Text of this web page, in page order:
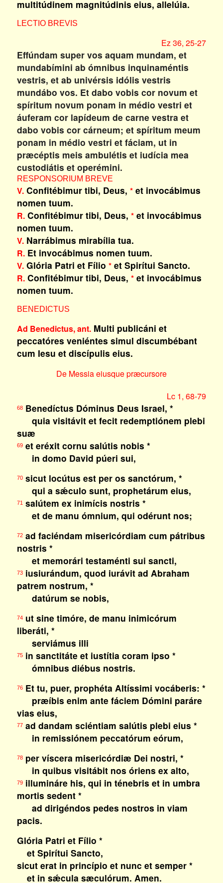
multitúdinem magnitúdinis eius, allelúia.
LECTIO BREVIS
Ez 36, 25-27
Effúndam super vos aquam mundam, et
mundabímini ab ómnibus inquinaméntis
vestris, et ab univérsis idólis vestris
mundábo vos. Et dabo vobis cor novum et
spíritum novum ponam in médio vestri et
áuferam cor lapídeum de carne vestra et
dabo vobis cor cárneum; et spíritum meum
ponam in médio vestri et fáciam, ut in
præcéptis meis ambulétis et iudícia mea
custodiátis et operémini.
RESPONSORIUM BREVE
V.Confitébimur tibi, Deus, *et invocábimus
nomen tuum.
R.Confitébimur tibi, Deus, *et invocábimus
nomen tuum.
V.Narrábimus mirabília tua.
R.Et invocábimus nomen tuum.
V.Glória Patri et Fílio *et Spirítui Sancto.
R.Confitébimur tibi, Deus, *et invocábimus
nomen tuum.
BENEDICTUS
Ad Benedictus, ant. Multi publicáni et
peccatóres veniéntes simul discumbébant
cum Iesu et discípulis eius.
De Messia eiusque præcursore
Lc 1, 68-79
68Benedíctus Dóminus Deus Israel, *
quia visitávit et fecit redemptiónem plebi
suæ
69et eréxit cornu salútis nobis *
in domo David púeri sui,
70sicut locútus est per os sanctórum, *
qui a sǽculo sunt, prophetárum eius,
71salútem ex inimícis nostris *
et de manu ómnium, qui odérunt nos;
72ad faciéndam misericórdiam cum pátribus
nostris *
et memorári testaménti sui sancti,
73iusiurándum, quod iurávit ad Abraham
patrem nostrum, *
datúrum se nobis,
74ut sine timóre, de manu inimicórum
liberáti, *
serviámus illi
75in sanctitáte et iustítia coram ipso *
ómnibus diébus nostris.
76Et tu, puer, prophéta Altíssimi vocáberis: *
præíbis enim ante fáciem Dómini paráre
vias eius,
77ad dandam sciéntiam salútis plebi eius *
in remissiónem peccatórum eórum,
78per víscera misericórdiæ Dei nostri, *
in quibus visitábit nos óriens ex alto,
79illumináre his, qui in ténebris et in umbra
mortis sedent *
ad dirigéndos pedes nostros in viam
pacis.
Glória Patri et Fílio *
et Spirítui Sancto,
sicut erat in princípio et nunc et semper *
et in sǽcula sæculórum. Amen.